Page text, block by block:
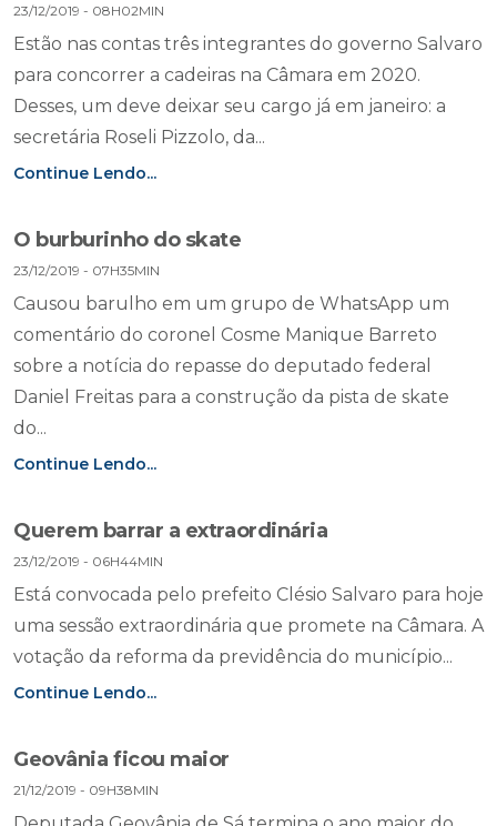
23/12/2019 - 08H02MIN
Estão nas contas três integrantes do governo Salvaro
para concorrer a cadeiras na Câmara em 2020.
Desses, um deve deixar seu cargo já em janeiro: a
secretária Roseli Pizzolo, da...
Continue Lendo...
O burburinho do skate
23/12/2019 - 07H35MIN
Causou barulho em um grupo de WhatsApp um
comentário do coronel Cosme Manique Barreto
sobre a notícia do repasse do deputado federal
Daniel Freitas para a construção da pista de skate
do...
Continue Lendo...
Querem barrar a extraordinária
23/12/2019 - 06H44MIN
Está convocada pelo prefeito Clésio Salvaro para hoje
uma sessão extraordinária que promete na Câmara. A
votação da reforma da previdência do município...
Continue Lendo...
Geovânia ficou maior
21/12/2019 - 09H38MIN